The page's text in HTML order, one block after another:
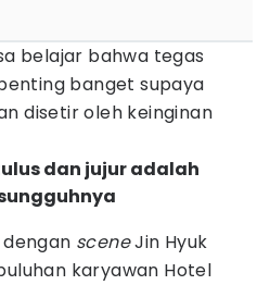
belajar bahwa tegas
banget supaya
disetir oleh keinginan
dan jujur adalah
sceneJin Hyuk
karyawan Hotel